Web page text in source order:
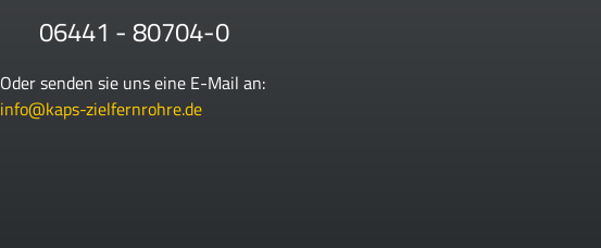
06441 - 80704-0
Oder senden sie uns eine E-Mail an:
info@kaps-zielfernrohre.de